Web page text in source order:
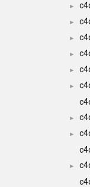
►
►
►
►
►
►
►
►
►